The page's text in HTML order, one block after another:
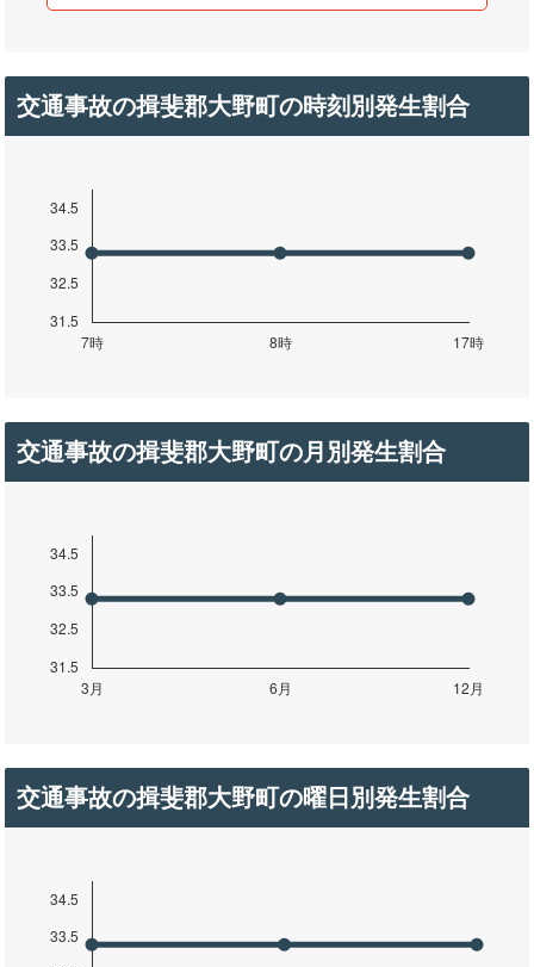
交通事故の揖斐郡大野町の時刻別発生割合
交通事故の揖斐郡大野町の月別発生割合
交通事故の揖斐郡大野町の曜日別発生割合